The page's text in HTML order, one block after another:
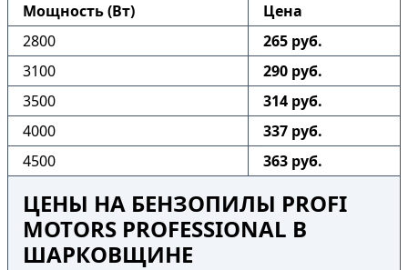
Мощность (Вт)
Цена
2800
265 руб.
3100
290 руб.
3500
314 руб.
4000
337 руб.
4500
363 руб.
ЦЕНЫ НА БЕНЗОПИЛЫ PROFI
MOTORS PROFESSIONAL В
ШАРКОВЩИНЕ